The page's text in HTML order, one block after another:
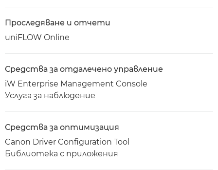
Проследяване и отчети
uniFLOW Online
Средства за отдалечено управление
iW Enterprise Management Console
Услуга за наблюдение
Средства за оптимизация
Canon Driver Configuration Tool
Библиотека с приложения